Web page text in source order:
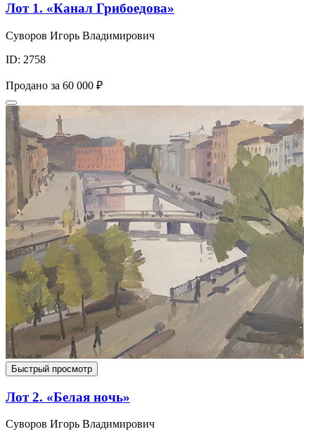
Лот 1. «Канал Грибоедова»
Суворов Игорь Владимирович
ID: 2758
Продано за 60 000 ₽
Быстрый просмотр
Лот 2. «Белая ночь»
Суворов Игорь Владимирович